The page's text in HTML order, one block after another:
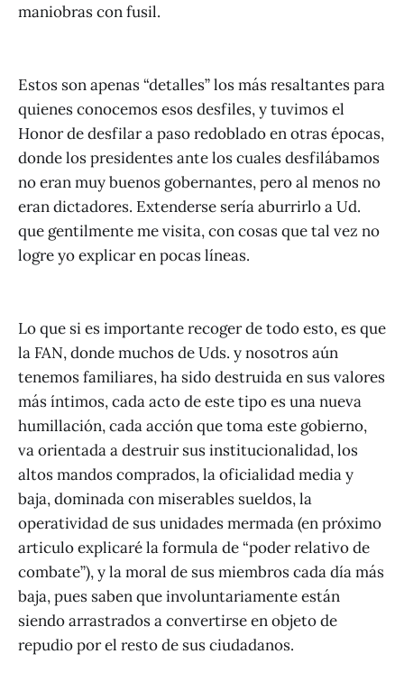
maniobras con fusil.
Estos son apenas “detalles” los más resaltantes para
quienes conocemos esos desfiles, y tuvimos el
Honor de desfilar a paso redoblado en otras épocas,
donde los presidentes ante los cuales desfilábamos
no eran muy buenos gobernantes, pero al menos no
eran dictadores. Extenderse sería aburrirlo a Ud.
que gentilmente me visita, con cosas que tal vez no
logre yo explicar en pocas líneas.
Lo que si es importante recoger de todo esto, es que
la FAN, donde muchos de Uds. y nosotros aún
tenemos familiares, ha sido destruida en sus valores
más íntimos, cada acto de este tipo es una nueva
humillación, cada acción que toma este gobierno,
va orientada a destruir sus institucionalidad, los
altos mandos comprados, la oficialidad media y
baja, dominada con miserables sueldos, la
operatividad de sus unidades mermada (en próximo
articulo explicaré la formula de “poder relativo de
combate”), y la moral de sus miembros cada día más
baja, pues saben que involuntariamente están
siendo arrastrados a convertirse en objeto de
repudio por el resto de sus ciudadanos.